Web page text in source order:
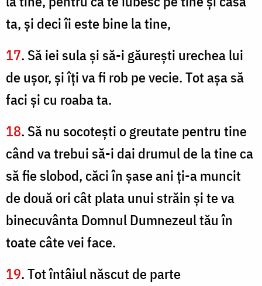
ta, şi deci îi este bine la tine,
17. Să iei sula şi să-i găureşti urechea lui
de uşor, şi îţi va fi rob pe vecie. Tot aşa să
faci şi cu roaba ta.
18. Să nu socoteşti o greutate pentru tine
când va trebui să-i dai drumul de la tine ca
să fie slobod, căci în şase ani ţi-a muncit
de două ori cât plata unui străin şi te va
binecuvânta Domnul Dumnezeul tău în
toate câte vei face.
19. Tot întâiul născut de parte